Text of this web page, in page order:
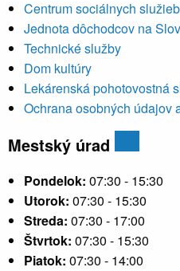
Centrum sociálnych
Jednota dôchodcov na
Technické služby
Dom kultúry
Lekárenská pohotovostná
Ochrana osobných údajov
Mestský úrad
Pondelok: 07:30 - 15:30
Utorok: 07:30 - 15:30
Streda: 07:30 - 17:00
Štvrtok: 07:30 - 15:30
Piatok: 07:30 - 14:00